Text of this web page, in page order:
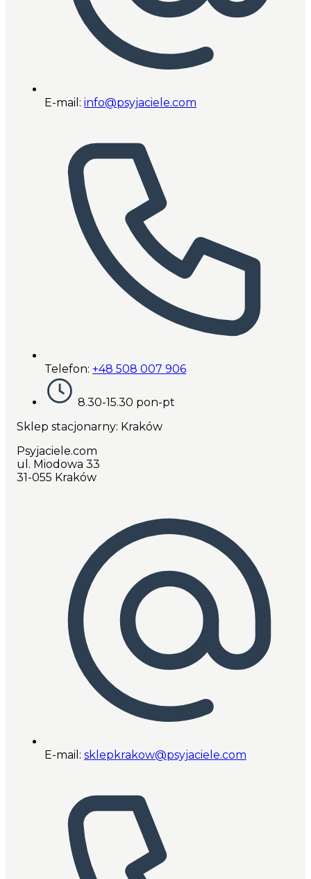
E-mail: info@psyjaciele.com
Telefon: +48 508 007 906
8.30-15.30 pon-pt
Sklep stacjonarny: Kraków
Psyjaciele.com
ul. Miodowa 33
31-055 Kraków
E-mail: sklepkrakow@psyjaciele.com